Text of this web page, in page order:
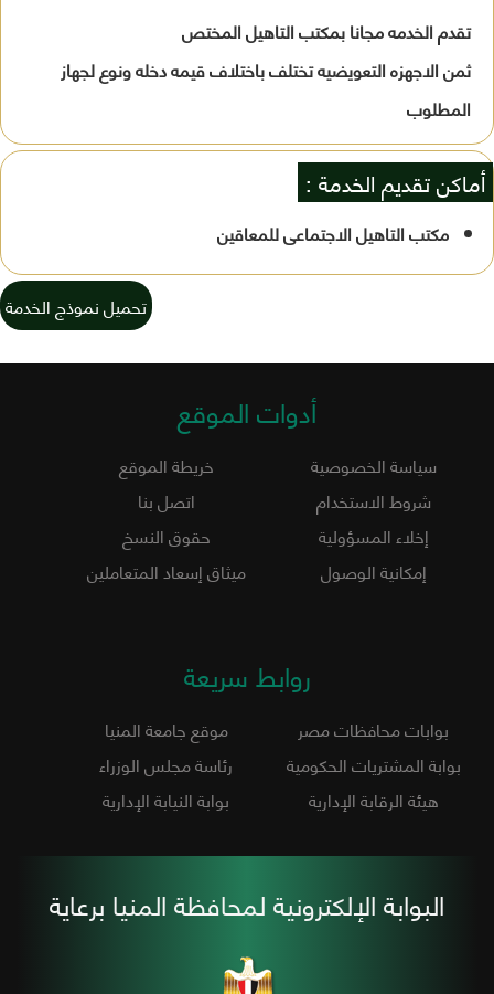
تقدم الخدمه مجانا بمكتب التاهيل المختص
ثمن الاجهزه التعويضيه تختلف باختلاف قيمه دخله ونوع لجهاز
المطلوب
أماكن تقديم الخدمة :
مكتب التاهيل الاجتماعى للمعاقين
تحميل نموذج الخدمة
أدوات الموقع
سياسة الخصوصية
خريطة الموقع
شروط الاستخدام
اتصل بنا
إخلاء المسؤولية
حقوق النسخ
إمكانية الوصول
ميثاق إسعاد المتعاملين
روابط سريعة
بوابات محافظات مصر
موقع جامعة المنيا
بوابة المشتريات الحكومية
رئاسة مجلس الوزراء
هيئة الرقابة الإدارية
بوابة النيابة الإدارية
البوابة الإلكترونية لمحافظة المنيا برعاية